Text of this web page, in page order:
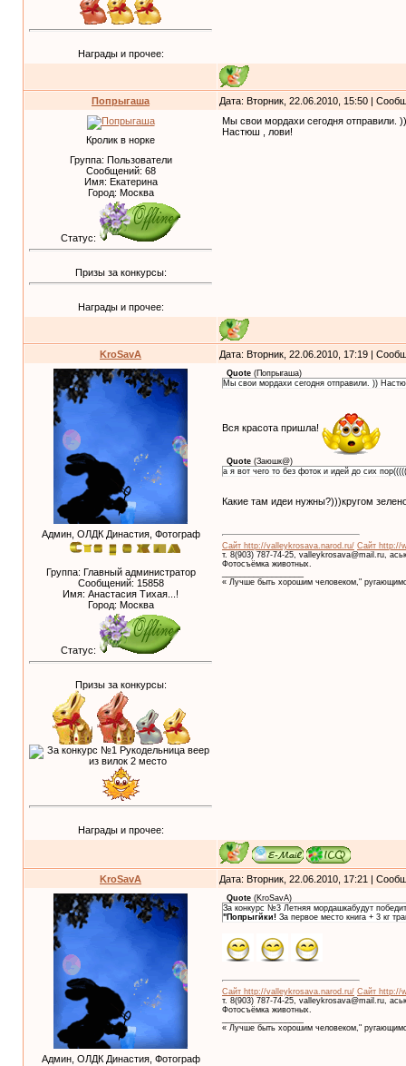
Награды и прочее:
Попрыгаша Дата: Вторник, 22.06.2010, 15:50 |
Кролик в норке
Группа: Пользователи
Сообщений: 68
Имя: Екатерина
Город: Москва
Статус:
Призы за конкурсы:
Награды и прочее:
Мы свои мордахи сегодня отправили. ))
Настюш , лови!
KroSavA Дата: Вторник, 22.06.2010, 17:19 |
Админ, ОЛДК Династия, Фотограф
Группа: Главный администратор
Сообщений: 15858
Имя: Анастасия Тихая...!
Город: Москва
Статус:
Призы за конкурсы:
Награды и прочее:
Quote (Попрыгаша)
Мы свои мордахи сегодня отправили. ))
Вся красота пришла!
Quote (Заюшк@)
а я вот чего то без фоток и идей до сих пор(((((
Какие там идеи нужны?)))кругом
Сайт http://valleykrosava.narod.ru/ Сайт http://
т. 8(903) 787-74-25, valleykrosava@mail.ru,
Фотосъёмка животных.
« Лучше быть хорошим человеком,"
KroSavA Дата: Вторник, 22.06.2010, 17:21 |
Админ, ОЛДК Династия, Фотограф
Quote (KroSavA)
За конкурс №3 Летняя мордашкабудут
"Попрыгйки! За первое место книга + 3 кг
Сайт http://valleykrosava.narod.ru/ Сайт http://
т. 8(903) 787-74-25, valleykrosava@mail.ru,
Фотосъёмка животных.
« Лучше быть хорошим человеком,"